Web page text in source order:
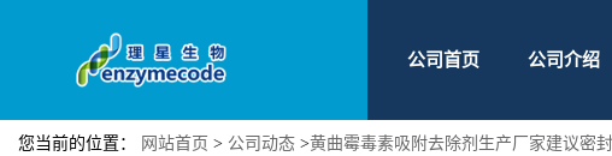
公司首页 公司介绍
您当前的位置： 网站首页 > 公司动态 >黄曲霉毒素吸附去除剂生产厂家建议密